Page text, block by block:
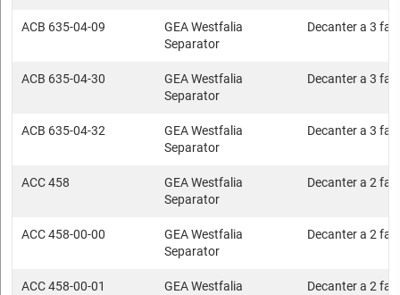
ACB 635-04-09
GEA Westfalia
Separator
Decanter a 3 fasi
ACB 635-04-30
GEA Westfalia
Separator
Decanter a 3 fasi
ACB 635-04-32
GEA Westfalia
Separator
Decanter a 3 fasi
ACC 458
GEA Westfalia
Separator
Decanter a 2 fasi
ACC 458-00-00
GEA Westfalia
Separator
Decanter a 2 fasi
ACC 458-00-01
GEA Westfalia
Decanter a 2 fasi